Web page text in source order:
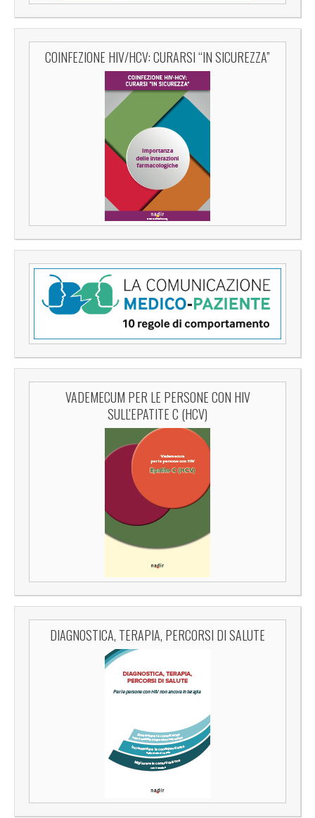
COINFEZIONE HIV/HCV: CURARSI “IN SICUREZZA”
VADEMECUM PER LE PERSONE CON HIV
SULL'EPATITE C (HCV)
DIAGNOSTICA, TERAPIA, PERCORSI DI SALUTE